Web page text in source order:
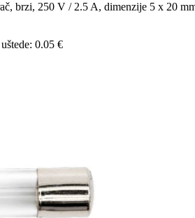
brzi, 250 V / 2.5 A, dimenzije 5 x 20
0.05 €